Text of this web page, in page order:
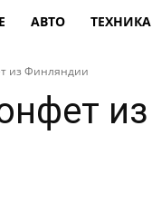
АВТО ТЕХНИКА
из Финляндии
из